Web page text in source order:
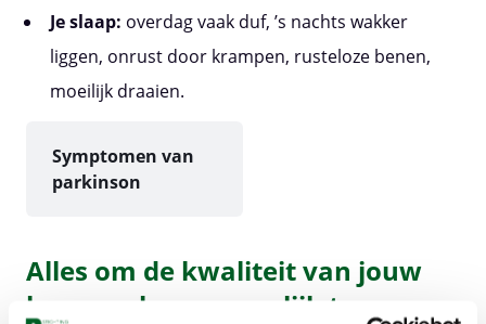
Je slaap: overdag vaak duf, ’s nachts wakker
liggen, onrust door krampen, rusteloze benen,
moeilijk draaien.
Symptomen van
parkinson
Alles om de kwaliteit van jouw
leven zo hoog mogelijk te